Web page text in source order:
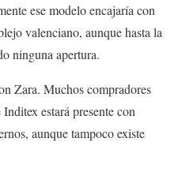
ese modelo encajaría con
valenciano, aunque hasta la
ninguna apertura.
Zara. Muchos compradores
estará presente con
aunque tampoco existe